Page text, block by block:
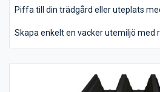
Piffa till din trädgård eller uteplats
Skapa enkelt en vacker utemiljö med
Tillverkas i varmförzinkad stålplåt